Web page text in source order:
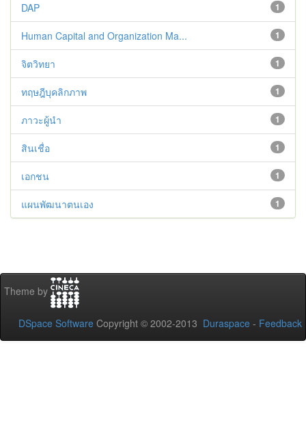
1
DAP
1
Human Capital and Organization Ma...
1
จิตวิทยา
1
ทฤษฎีบุคลิกภาพ
1
ภาวะผู้นำ
1
สินเชื่อ
1
เอกชน
1
แผนพัฒนาตนเอง
Theme by
DSpace Software Copyright © 2002-2013 Duraspace - Feedback